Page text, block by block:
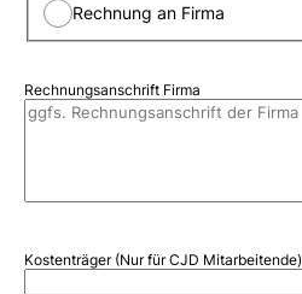
Rechnung an Firma
Rechnungsanschrift Firma
Kostenträger (Nur für CJD Mitarbeitende)